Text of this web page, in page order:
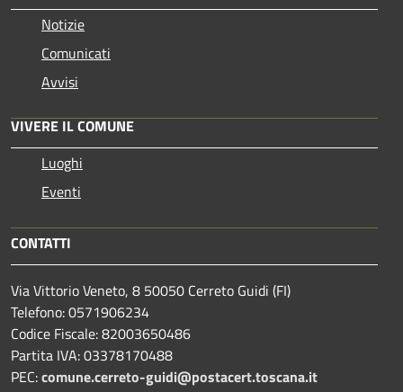
Notizie
Comunicati
Avvisi
VIVERE IL COMUNE
Luoghi
Eventi
CONTATTI
Via Vittorio Veneto, 8 50050 Cerreto Guidi (FI)
Telefono: 0571906234
Codice Fiscale: 82003650486
Partita IVA: 03378170488
PEC:comune.cerreto-guidi@postacert.toscana.it